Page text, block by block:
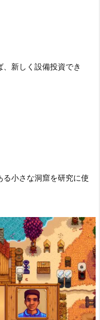
新しく設備投資でき
小さな洞窟を研究に使